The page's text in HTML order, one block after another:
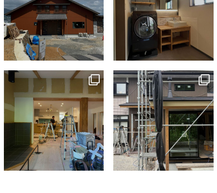
tomohouseinc
tomohouseinc
6月 3